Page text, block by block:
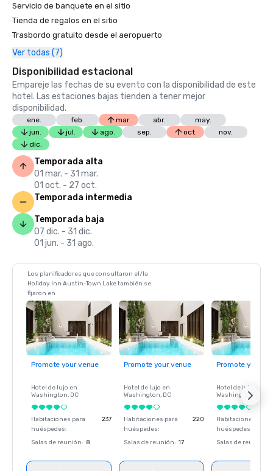
Servicio de banquete en el sitio
Tienda de regalos en el sitio
Trasbordo gratuito desde el aeropuerto
Ver todas (7)
Disponibilidad estacional
Empareje las fechas de su evento con la disponibilidad de este
hotel. Las estaciones bajas tienden a tener mejor
disponibilidad.
ene. feb. mar. abr.
may.
jun.
jul. ago. sep. oct.
nov.
dic.
Temporada alta
01 mar. - 31 mar.
01 oct. - 27 oct.
Temporada intermedia
Temporada baja
07 dic. - 31 dic.
01 jun. - 31 ago.
Los planificadores que consultaron el/la
Holiday Inn Austin-Town Lake también se
fijaron en
Promote your venue
Hotel de lujo en
Washington, DC
Habitaciones para
huéspedes:
237
Salas de reunión: 8
Promote your venue
Hotel de lujo en
Washington, DC
Habitaciones para
huéspedes:
220
Salas de reunión: 17
Promote your
Hotel de lujo en
Washington
Habitaciones para
huéspedes
Salas de reunión